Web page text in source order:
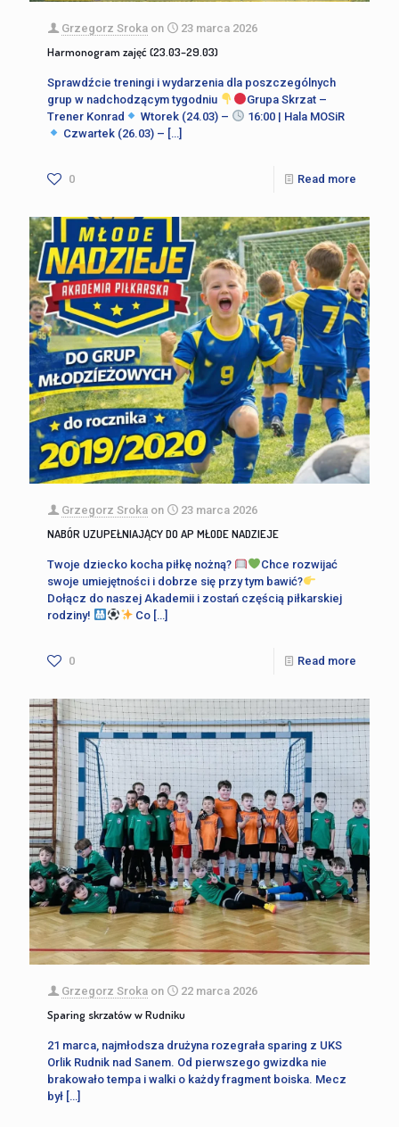
Grzegorz Sroka on 23 marca 2026
Harmonogram zajęć (23.03–29.03)
Sprawdźcie treningi i wydarzenia dla poszczególnych
grup w nadchodzącym tygodniu
Grupa Skrzat –
Trener Konrad
Wtorek (24.03) –
16:00 | Hala MOSiR
Czwartek (26.03) – […]
0 Read more
Grzegorz Sroka on 23 marca 2026
NABÓR UZUPEŁNIAJĄCY DO AP MŁODE NADZIEJE
Twoje dziecko kocha piłkę nożną?
Chce rozwijać
swoje umiejętności i dobrze się przy tym bawić?
Dołącz do naszej Akademii i zostań częścią piłkarskiej
rodziny!
Co […]
0 Read more
Grzegorz Sroka on 22 marca 2026
Sparing skrzatów w Rudniku
21 marca, najmłodsza drużyna rozegrała sparing z UKS
Orlik Rudnik nad Sanem. Od pierwszego gwizdka nie
brakowało tempa i walki o każdy fragment boiska. Mecz
był […]